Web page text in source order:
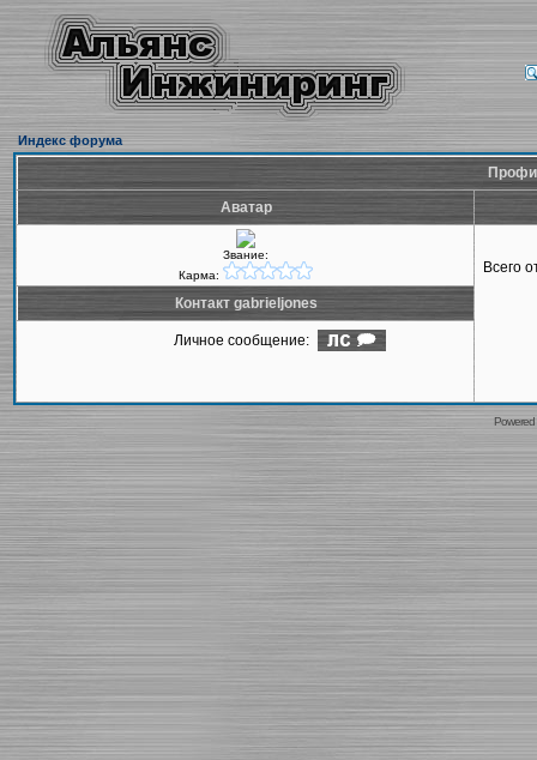
Индекс форума
Аватар
Звание:
Карма:
Всего
Контакт gabrieljones
Личное сообщение: